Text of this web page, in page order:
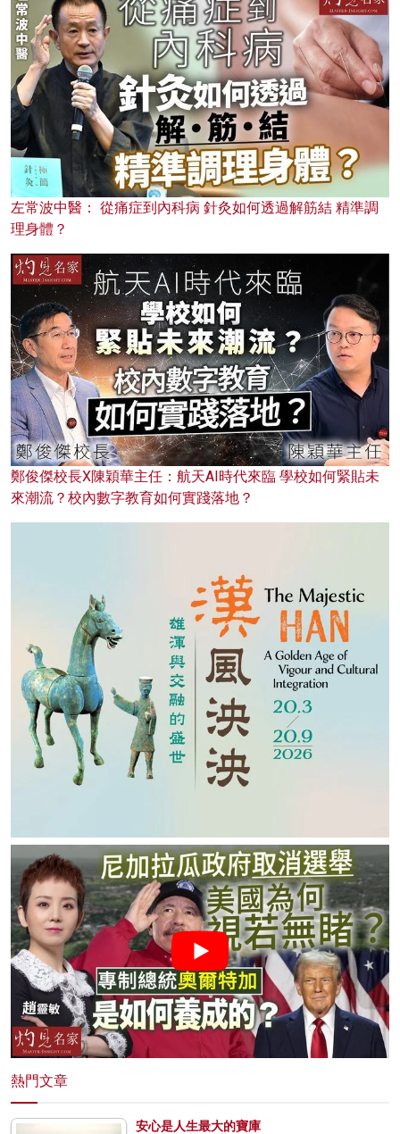
左常波中醫： 從痛症到內科病 針灸如何透過解筋結 精準調
理身體？
鄭俊傑校長X陳穎華主任：航天AI時代來臨 學校如何緊貼未
來潮流？校內數字教育如何實踐落地？
熱門文章
安心是人生最大的寶庫